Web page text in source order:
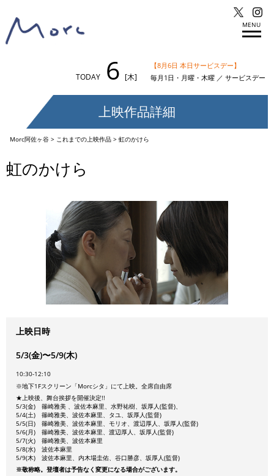
MENU
TODAY 6 [木]
【8月6日 本日サービスデー】
毎月1日・月曜・木曜 ／ サービスデー
上映作品詳細
Morc阿佐ヶ谷> これまでの上映作品> 虹のかけら
虹のかけら
上映日時
5/3(金)〜5/9(木)
10:30-12:10
※地下1Fスクリーン「Morcシタ」にて上映。全席自由席
★上映後、舞台挨拶を開催決定!!
5/3(金) 篠崎雅美 、波佐本麻里、水野祐樹、坂厚人(監督)、
5/4(土) 篠崎雅美、波佐本麻里、タユ、坂厚人(監督)
5/5(日) 篠崎雅美、波佐本麻里、モリオ、渡辺厚人、坂厚人(監督)
5/6(月) 篠崎雅美、波佐本麻里、渡辺厚人、坂厚人(監督)
5/7(火) 篠崎雅美、波佐本麻里
5/8(水) 波佐本麻里
5/9(木) 波佐本麻里、内木場圭佑、谷口勝彦、坂厚人(監督)
※敬称略。登壇者は予告なく変更になる場合がございます。